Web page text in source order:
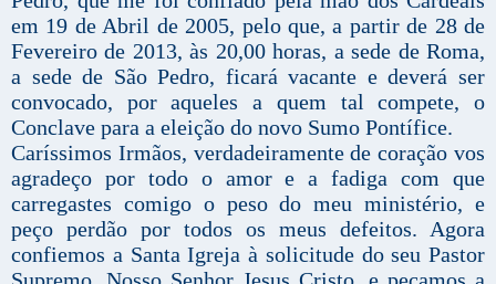
em 19 de Abril de 2005, pelo que, a partir de 28 de
Fevereiro de 2013, às 20,00 horas, a sede de Roma,
a sede de São Pedro, ficará vacante e deverá ser
convocado, por aqueles a quem tal compete, o
Conclave para a eleição do novo Sumo Pontífice.
Caríssimos Irmãos, verdadeiramente de coração vos
agradeço por todo o amor e a fadiga com que
carregastes comigo o peso do meu ministério, e
peço perdão por todos os meus defeitos. Agora
confiemos a Santa Igreja à solicitude do seu Pastor
Supremo, Nosso Senhor Jesus Cristo, e peçamos a